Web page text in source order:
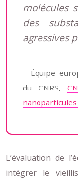
molécules
des
agressives
– Équipe
du CNRS,
L’évaluation de
intégrer le